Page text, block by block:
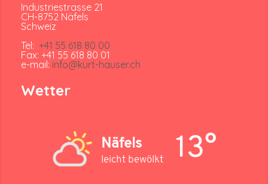
Industriestrasse 21
CH-8752 Näfels
Schweiz
Tel: +41 55 618 80 00
Fax: +41 55 618 80 01
e-mail: info@kurt-hauser.ch
Wetter
Näfels
leicht bewölkt 13°